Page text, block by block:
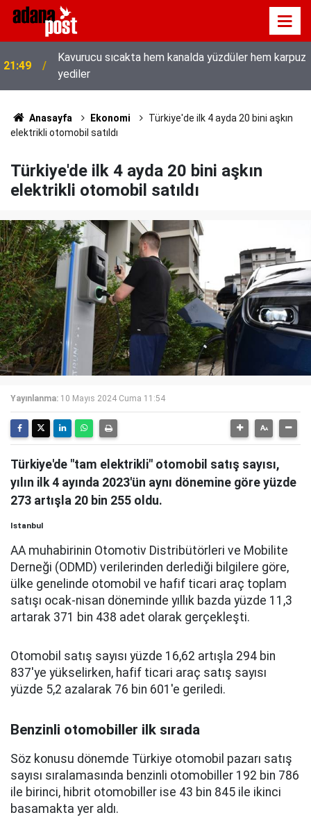
21:49
Kavurucu sıcakta hem kanalda yüzdüler hem karpuz
yediler
Anasayfa Ekonomi
Türkiye'de ilk 4 ayda 20 bini aşkın
elektrikli otomobil satıldı
Türkiye'de ilk 4 ayda 20 bini aşkın
elektrikli otomobil satıldı
Yayınlanma: 10 Mayıs 2024 Cuma 11:54
Türkiye'de "tam elektrikli" otomobil satış sayısı,
yılın ilk 4 ayında 2023'ün aynı dönemine göre yüzde
273 artışla 20 bin 255 oldu.
Istanbul
AA muhabirinin Otomotiv Distribütörleri ve Mobilite
Derneği (ODMD) verilerinden derlediği bilgilere göre,
ülke genelinde otomobil ve hafif ticari araç toplam
satışı ocak-nisan döneminde yıllık bazda yüzde 11,3
artarak 371 bin 438 adet olarak gerçekleşti.
Otomobil satış sayısı yüzde 16,62 artışla 294 bin
837'ye yükselirken, hafif ticari araç satış sayısı
yüzde 5,2 azalarak 76 bin 601'e geriledi.
Benzinli otomobiller ilk sırada
Söz konusu dönemde Türkiye otomobil pazarı satış
sayısı sıralamasında benzinli otomobiller 192 bin 786
ile birinci, hibrit otomobiller ise 43 bin 845 ile ikinci
basamakta yer aldı.